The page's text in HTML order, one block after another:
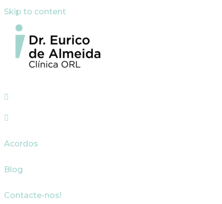
Skip to content
Acordos
Blog
Contacte-nos!